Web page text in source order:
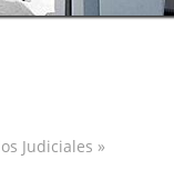
Judiciales »